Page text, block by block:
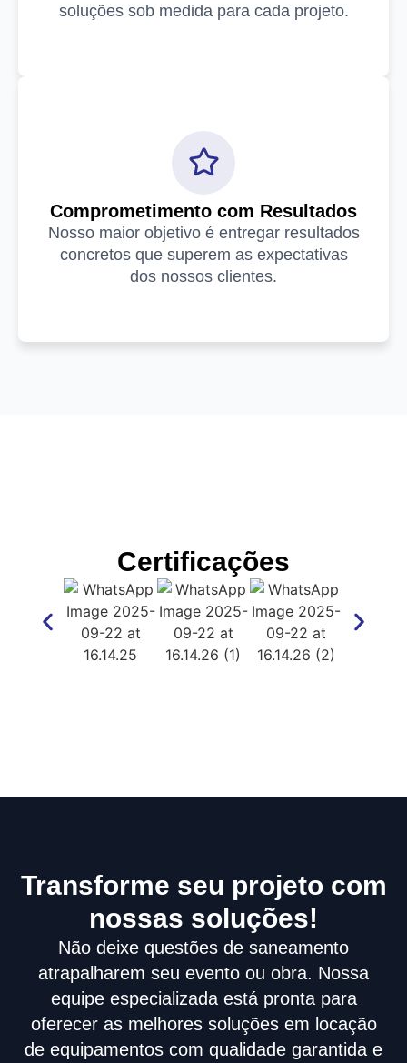
soluções sob medida para cada projeto.
Comprometimento com Resultados
Nosso maior objetivo é entregar resultados
concretos que superem as expectativas
dos nossos clientes.
Certificações
Transforme seu projeto com
nossas soluções!
Não deixe questões de saneamento
atrapalharem seu evento ou obra. Nossa
equipe especializada está pronta para
oferecer as melhores soluções em locação
de equipamentos com qualidade garantida e